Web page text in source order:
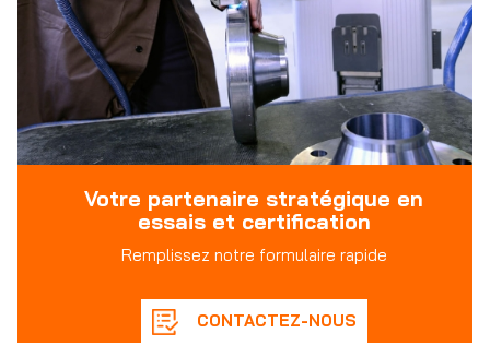
Votre partenaire stratégique en
essais et certification
Remplissez notre formulaire rapide
CONTACTEZ-NOUS